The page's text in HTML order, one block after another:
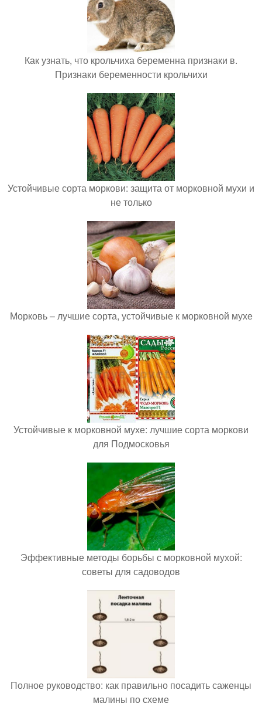
Как узнать, что крольчиха беременна признаки в.
Признаки беременности крольчихи
Устойчивые сорта моркови: защита от морковной мухи и
не только
Морковь – лучшие сорта, устойчивые к морковной мухе
Устойчивые к морковной мухе: лучшие сорта моркови
для Подмосковья
Эффективные методы борьбы с морковной мухой:
советы для садоводов
Полное руководство: как правильно посадить саженцы
малины по схеме